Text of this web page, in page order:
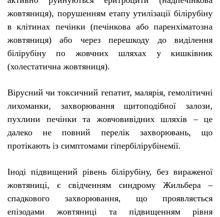
жовтяниця), порушенням етапу утилізації білірубіну
в клітинах печінки (печінкова або паренхіматозна
жовтяниця) або через перешкоду до виділення
білірубіну по жовчних шляхах у кишківник
(холестатична жовтяниця).
Вірусний чи токсичний гепатит, малярія, гемолітичні
лихоманки, захворювання щитоподібної залози,
пухлини печінки та жовчовивідних шляхів – це
далеко не повний перелік захворювань, що
протікають із симптомами гіпербілірубінемії.
Іноді підвищений рівень білірубіну, без вираженої
жовтяниці, є свідченням синдрому Жильбера –
спадкового захворювання, що проявляється
епізодами жовтяниці та підвищенням рівня